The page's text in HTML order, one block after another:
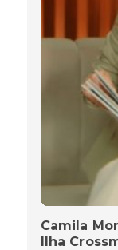
Camila
Ilha